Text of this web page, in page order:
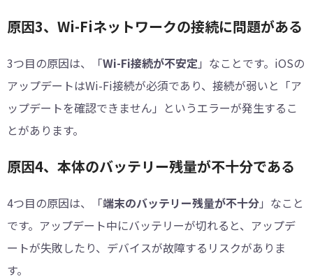
原因3、Wi-Fiネットワークの接続に問題がある
3つ目の原因は、「Wi-Fi接続が不安定」なことです。iOSの
アップデートはWi-Fi接続が必須であり、接続が弱いと「ア
ップデートを確認できません」というエラーが発生するこ
とがあります。
原因4、本体のバッテリー残量が不十分である
4つ目の原因は、「端末のバッテリー残量が不十分」なこと
です。アップデート中にバッテリーが切れると、アップデ
ートが失敗したり、デバイスが故障するリスクがありま
す。